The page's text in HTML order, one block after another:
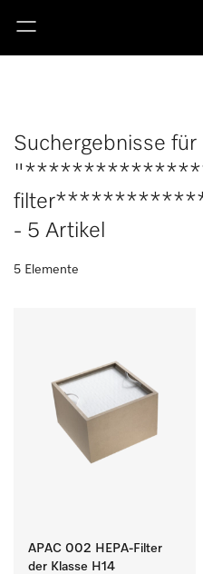
Suchergebnisse für
- 5 Artikel
5 Elemente
APAC 002 HEPA-Filter
der Klasse H14